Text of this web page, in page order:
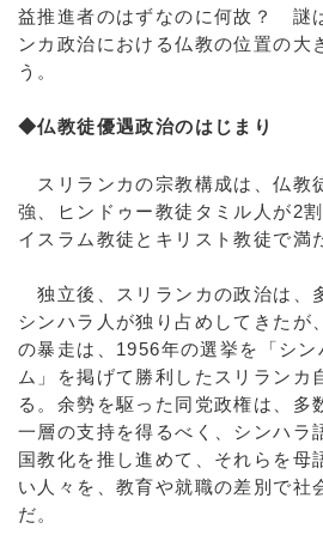
益推進者のはずなのに何故？ 謎
ンカ政治における仏教の位置の大
う。
◆仏教徒優遇政治のはじまり
スリランカの宗教構成は、仏教
強、ヒンドゥー教徒タミル人が2
イスラム教徒とキリスト教徒で満
独立後、スリランカの政治は、
シンハラ人が独り占めしてきたが
の暴走は、1956年の選挙を「シ
ム」を掲げて勝利したスリランカ
る。余勢を駆った同党政権は、多
一層の支持を得るべく、シンハラ
国教化を推し進めて、それらを母
い人々を、教育や就職の差別で社
だ。